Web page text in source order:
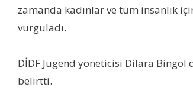
zamanda kadınlar ve tüm insanlık
vurguladı.
DİDF Jugend yöneticisi Dilara Bingöl
belirtti.